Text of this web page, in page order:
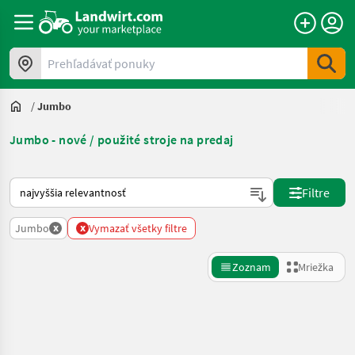
Prehľadávať ponuky
/Jumbo
Jumbo - nové / použité stroje na predaj
Takto sa vykonáva triedenie na Landwirt.com
Filtre
Jumbo x x Vymazať všetky filtre
Zoznam Mriežka